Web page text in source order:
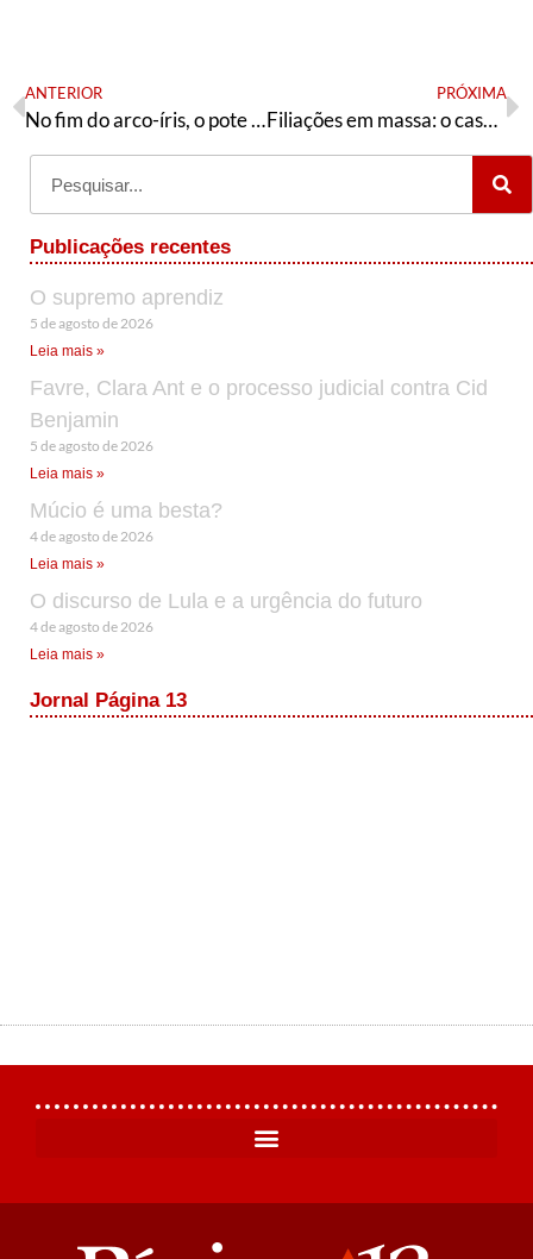
ANTERIOR
No fim do arco-íris, o pote de ouro?
PRÓXIMA
Filiações em massa: o case de Mesquita (RJ)
Publicações recentes
O supremo aprendiz
5 de agosto de 2026
Leia mais »
Favre, Clara Ant e o processo judicial contra Cid
Benjamin
5 de agosto de 2026
Leia mais »
Múcio é uma besta?
4 de agosto de 2026
Leia mais »
O discurso de Lula e a urgência do futuro
4 de agosto de 2026
Leia mais »
Jornal Página 13